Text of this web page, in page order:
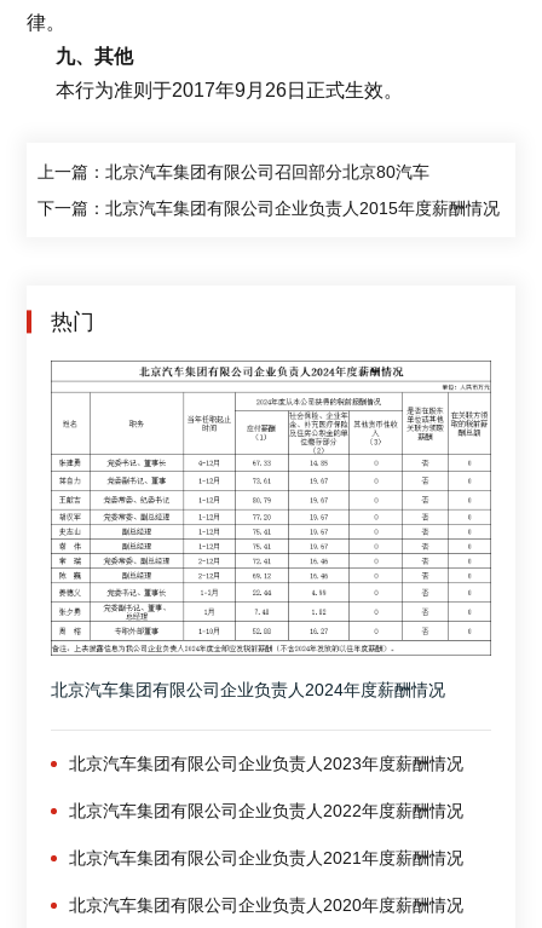
律。
九、其他
本行为准则于2017年9月26日正式生效。
上一篇：北京汽车集团有限公司召回部分北京80汽车
下一篇：北京汽车集团有限公司企业负责人2015年度薪酬情况
热门
北京汽车集团有限公司企业负责人2024年度薪酬情况
北京汽车集团有限公司企业负责人2023年度薪酬情况
北京汽车集团有限公司企业负责人2022年度薪酬情况
北京汽车集团有限公司企业负责人2021年度薪酬情况
北京汽车集团有限公司企业负责人2020年度薪酬情况